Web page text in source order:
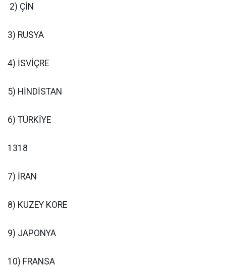
2) ÇİN
3) RUSYA
4) İSVİÇRE
5) HİNDİSTAN
6) TÜRKİYE
1318
7) İRAN
8) KUZEY KORE
9) JAPONYA
10) FRANSA